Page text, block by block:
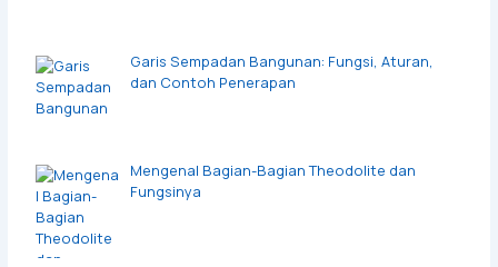
Garis Sempadan Bangunan: Fungsi, Aturan,
dan Contoh Penerapan
Mengenal Bagian-Bagian Theodolite dan
Fungsinya